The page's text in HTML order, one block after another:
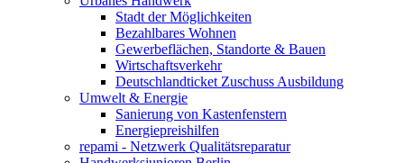
Stadt der Möglichkeiten
Bezahlbares Wohnen
Gewerbeflächen, Standorte & Bauen
Wirtschaftsverkehr
Deutschlandticket Zuschuss Ausbildung
Umwelt & Energie
Sanierung von Kastenfenstern
Energiepreishilfen
repami - Netzwerk Qualitätsreparatur